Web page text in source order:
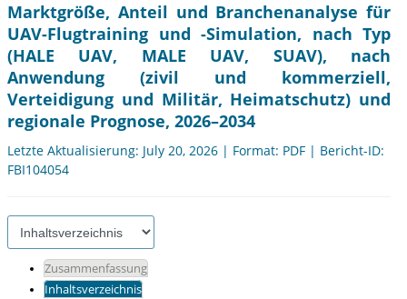
Marktgröße, Anteil und Branchenanalyse für
UAV-Flugtraining und -Simulation, nach Typ
(HALE UAV, MALE UAV, SUAV), nach
Anwendung (zivil und kommerziell,
Verteidigung und Militär, Heimatschutz) und
regionale Prognose, 2026–2034
Letzte Aktualisierung: July 20, 2026 | Format: PDF | Bericht-ID:
FBI104054
Zusammenfassung
Inhaltsverzeichnis